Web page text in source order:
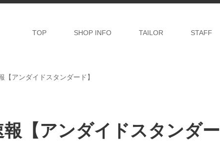
TOP SHOP INFO TAILOR STAFF
【アンダイドスタンダード】
【アンダイドスタンダー